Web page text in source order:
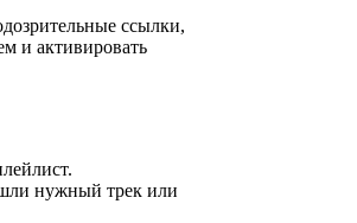
ссылки,
и активировать
нужный трек или